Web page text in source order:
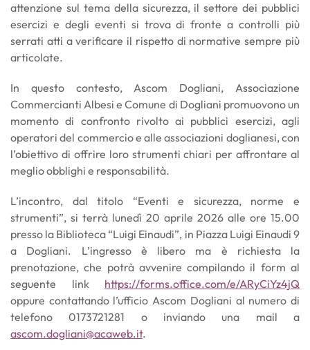
attenzione sul tema della sicurezza, il settore dei pubblici
esercizi e degli eventi si trova di fronte a controlli più
serrati atti a verificare il rispetto di normative sempre più
articolate.
In questo contesto, Ascom Dogliani, Associazione
Commercianti Albesi e Comune di Dogliani promuovono un
momento di confronto rivolto ai pubblici esercizi, agli
operatori del commercio e alle associazioni doglianesi, con
l’obiettivo di offrire loro strumenti chiari per affrontare al
meglio obblighi e responsabilità.
L’incontro, dal titolo “Eventi e sicurezza, norme e
strumenti”, si terrà lunedì 20 aprile 2026 alle ore 15.00
presso la Biblioteca “Luigi Einaudi”, in Piazza Luigi Einaudi 9
a Dogliani. L’ingresso è libero ma è richiesta la
prenotazione, che potrà avvenire compilando il form al
seguente link https://forms.office.com/e/ARyCiYz4jQ
oppure contattando l’ufficio Ascom Dogliani al numero di
telefono 0173721281 o inviando una mail a
ascom.dogliani@acaweb.it.